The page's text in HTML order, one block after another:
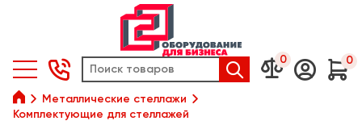
  0  0

Металлические стеллажи
Комплектующие для стеллажей